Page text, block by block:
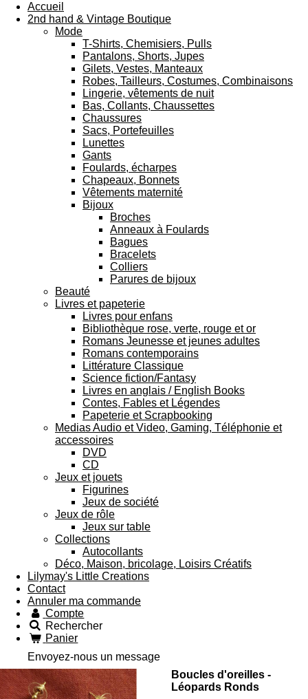
Accueil
2nd hand & Vintage Boutique
Mode
T-Shirts, Chemisiers, Pulls
Pantalons, Shorts, Jupes
Gilets, Vestes, Manteaux
Robes, Tailleurs, Costumes, Combinaisons
Lingerie, vêtements de nuit
Bas, Collants, Chaussettes
Chaussures
Sacs, Portefeuilles
Lunettes
Gants
Foulards, écharpes
Chapeaux, Bonnets
Vêtements maternité
Bijoux
Broches
Anneaux à Foulards
Bagues
Bracelets
Colliers
Parures de bijoux
Beauté
Livres et papeterie
Livres pour enfans
Bibliothèque rose, verte, rouge et or
Romans Jeunesse et jeunes adultes
Romans contemporains
Littérature Classique
Science fiction/Fantasy
Livres en anglais / English Books
Contes, Fables et Légendes
Papeterie et Scrapbooking
Medias Audio et Video, Gaming, Téléphonie et
accessoires
DVD
CD
Jeux et jouets
Figurines
Jeux de société
Jeux de rôle
Jeux sur table
Collections
Autocollants
Déco, Maison, bricolage, Loisirs Créatifs
Lilymay's Little Creations
Contact
Annuler ma commande
Compte
Rechercher
Panier
Envoyez-nous un message
Boucles d'oreilles -
Léopards Ronds